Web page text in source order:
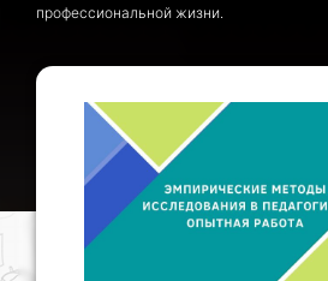
профессиональной жизни.